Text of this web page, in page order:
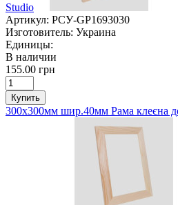
Studio
Артикул: РСУ-GP1693030
Изготовитель: Украина
Единицы:
В наличии
155.00 грн
Купить
300х300мм шир.40мм Рама клеєна